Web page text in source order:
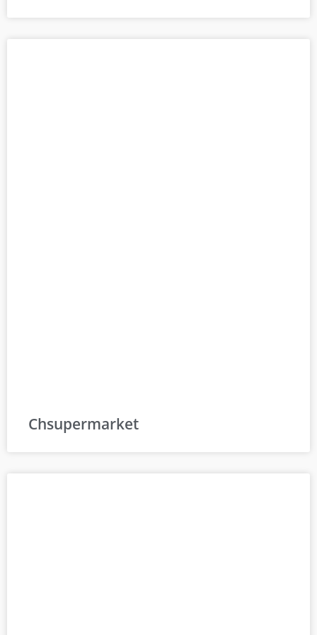
Chsupermarket